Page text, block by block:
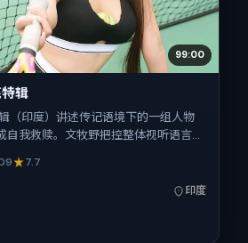
99:00
辑
（印度）讲述传记语境下的一组人物
自我救赎。文牧野把控整体视听语言，
怡、长泽雅美的表演层次丰富。影片定
登陆院线与网络平台，国庆档前后公
7.7
印度